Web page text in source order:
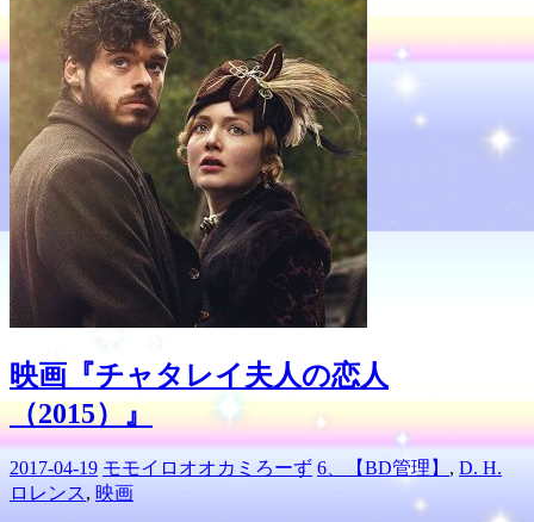
映画『チャタレイ夫人の恋人
（2015）』
2017-04-19 モモイロオオカミろーず 6、【BD管理】 , D. H.
ロレンス, 映画